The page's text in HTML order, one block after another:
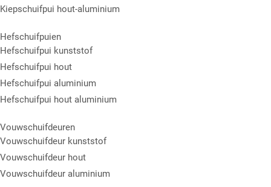
Kiepschuifpui hout-aluminium
Hefschuifpuien
Hefschuifpui kunststof
Hefschuifpui hout
Hefschuifpui aluminium
Hefschuifpui hout aluminium
Vouwschuifdeuren
Vouwschuifdeur kunststof
Vouwschuifdeur hout
Vouwschuifdeur aluminium